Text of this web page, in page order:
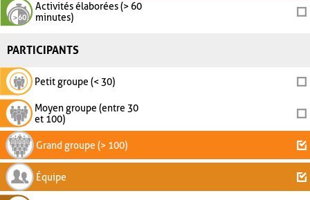
Activités élaborées (> 60
minutes)
PARTICIPANTS
Petit groupe (< 30)
Moyen groupe (entre 30
et 100)
Grand groupe (> 100)
Équipe